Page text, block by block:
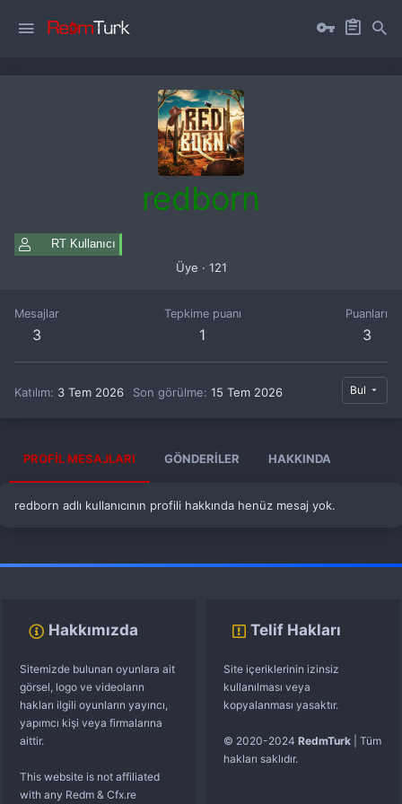
redborn
RT Kullanıcı
Üye · 121
Mesajlar
3
Tepkime puanı
1
Puanları
3
Katılım 3 Tem 2026 Son görülme 15 Tem 2026 Bul
PROFIL MESAJLARI GÖNDERILER HAKKINDA
redborn adlı kullanıcının profili hakkında henüz mesaj yok.
Hakkımızda
Sitemizde bulunan oyunlara ait
görsel, logo ve videoların
hakları ilgili oyunların yayıncı,
yapımcı kişi veya firmalarına
aittir.
This website is not affiliated
with any Redm & Cfx.re
Telif Hakları
Site içeriklerinin izinsiz
kullanılması veya
kopyalanması yasaktır.
© 2020-2024 RedmTurk | Tüm
hakları saklıdır.